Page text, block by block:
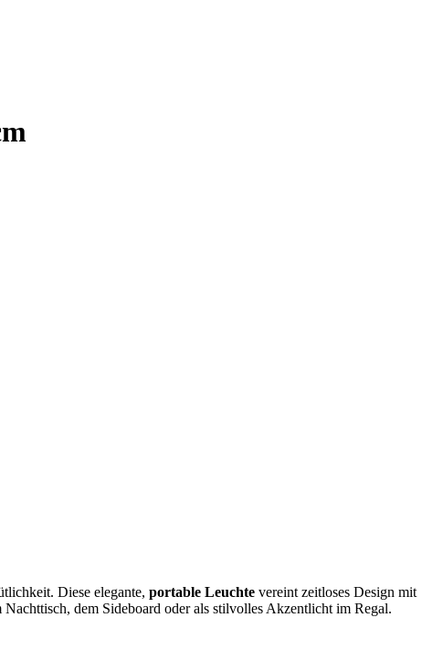
Diese elegante, portable Leuchte vereint zeitloses Design mit
dem Sideboard oder als stilvolles Akzentlicht im Regal.